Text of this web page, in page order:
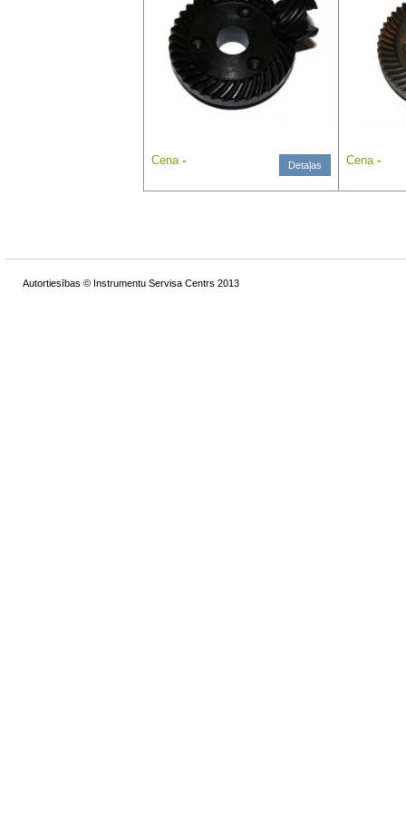
Cena - Detaļas Cena -
Autortiesības © Instrumentu Servisa Centrs 2013